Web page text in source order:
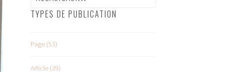
TYPES DE PUBLICATION
Page (53)
Article (39)